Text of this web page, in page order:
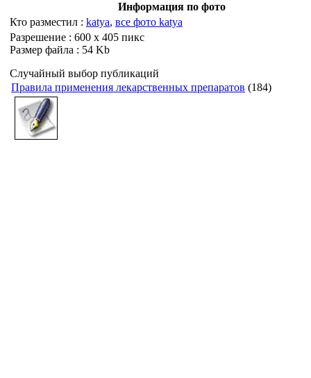
Информация по фото
Кто разместил : katya, все фото katya
Разрешение : 600 x 405 пикс
Размер файла : 54 Kb
Случайный выбор публикаций
Правила применения лекарственных препаратов (184)